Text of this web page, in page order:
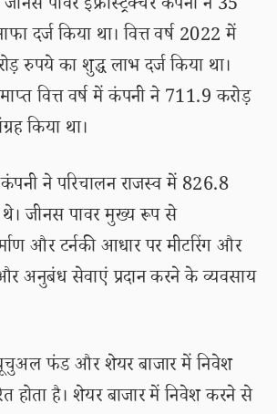
पावर इंफ्रास्ट्रक्चर कंपनी ने 35
दर्ज किया था। वित्त वर्ष 2022 में
रुपये का शुद्ध लाभ दर्ज किया था।
वित्त वर्ष में कंपनी ने 711.9 करोड़
किया था।
कंपनी ने परिचालन राजस्व में 826.8
जीनस पावर मुख्य रूप से
और टर्नकी आधार पर मीटरिंग और
अनुबंध सेवाएं प्रदान करने के व्यवसाय
फंड और शेयर बाजार में निवेश
होता है। शेयर बाजार में निवेश करने से